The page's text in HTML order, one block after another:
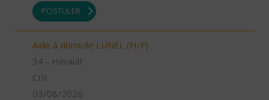
POSTULER
Aide à domicile LUNEL (H/F)
34 - Hérault
CDI
03/08/2026